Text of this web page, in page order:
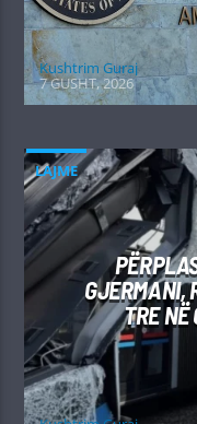
Kushtrim Guraj
7 GUSHT, 2026
LAJME
GJERMANI,
TRE NË